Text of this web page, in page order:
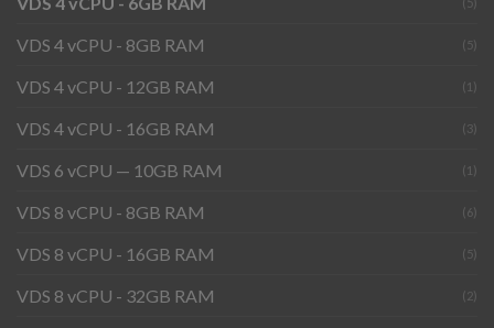
VDS 4 vCPU - 8GB RAM (5)
VDS 4 vCPU - 12GB RAM (1)
VDS 4 vCPU - 16GB RAM (3)
VDS 6 vCPU — 10GB RAM (1)
VDS 8 vCPU - 8GB RAM (6)
VDS 8 vCPU - 16GB RAM (5)
VDS 8 vCPU - 32GB RAM (2)